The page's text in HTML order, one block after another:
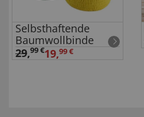
Selbsthaftende
Baumwollbinde
29,99 €19,99 €